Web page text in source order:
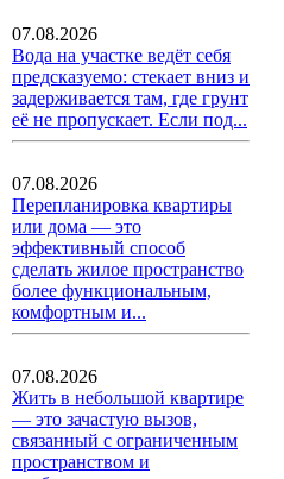
07.08.2026
Вода на участке ведёт себя
предсказуемо: стекает вниз и
задерживается там, где грунт
её не пропускает. Если под...
07.08.2026
Перепланировка квартиры
или дома — это
эффективный способ
сделать жилое пространство
более функциональным,
комфортным и...
07.08.2026
Жить в небольшой квартире
— это зачастую вызов,
связанный с ограниченным
пространством и